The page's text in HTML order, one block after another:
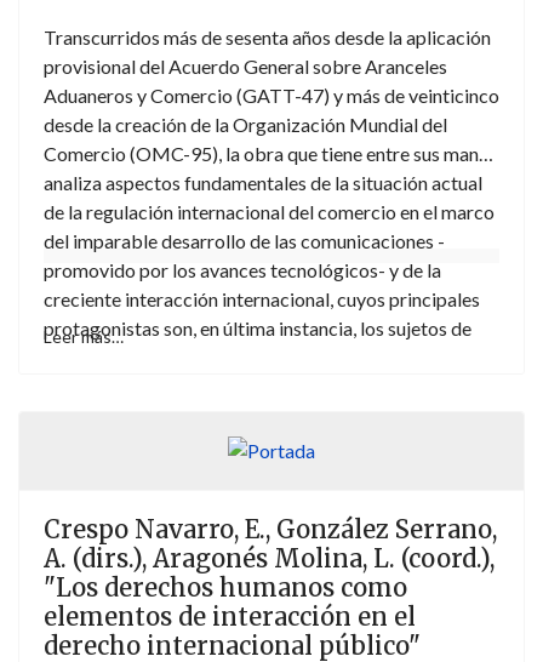
Transcurridos más de sesenta años desde la aplicación
provisional del Acuerdo General sobre Aranceles
Aduaneros y Comercio (GATT-47) y más de veinticinco
desde la creación de la Organización Mundial del
Comercio (OMC-95), la obra que tiene entre sus manos
analiza aspectos fundamentales de la situación actual
de la regulación internacional del comercio en el marco
del imparable desarrollo de las comunicaciones -
promovido por los avances tecnológicos- y de la
creciente interacción internacional, cuyos principales
protagonistas son, en última instancia, los sujetos de
vez más amplia y diversa.
Leer más…
Crespo Navarro, E., González Serrano,
A. (dirs.), Aragonés Molina, L. (coord.),
"Los derechos humanos como
elementos de interacción en el
derecho internacional público"